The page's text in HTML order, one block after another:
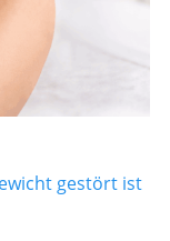
gestört ist